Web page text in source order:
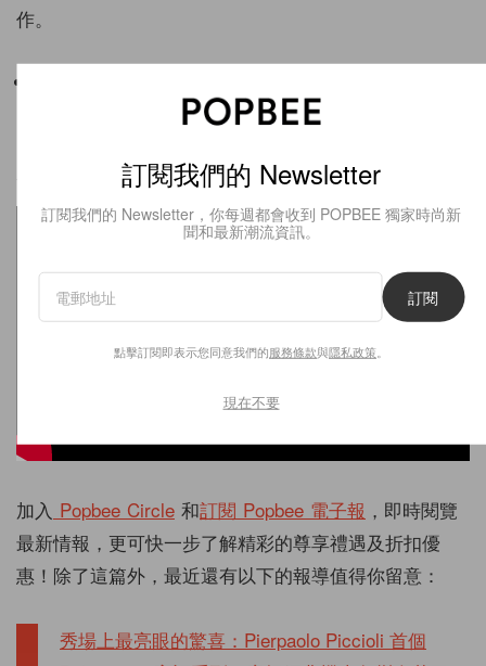
作。
身不超過三個顏色的造型
完整 Balenciaga The 53rd Couture 大秀影片
加入 Popbee Circle 和訂閱 Popbee 電子報 ，即時閱覽
最新情報，更可快一步了解精彩的尊享禮遇及折扣優
惠！除了這篇外，最近還有以下的報導值得你留意：
秀場上最亮眼的驚喜：Pierpaolo Piccioli 首個
訂閱我們的 Newsletter
訂閱我們的 Newsletter，你每週都會收到 POPBEE 獨家時尚新
聞和最新潮流資訊。
訂閱
點擊訂閱即表示您同意我們的服務條款與隱私政策
現在不要